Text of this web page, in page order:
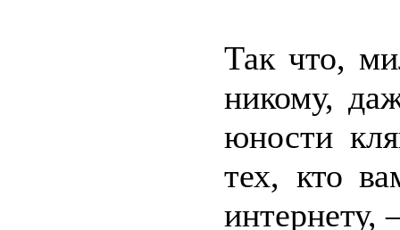
Так что,
никому,
юности
тех, кто
интернету,